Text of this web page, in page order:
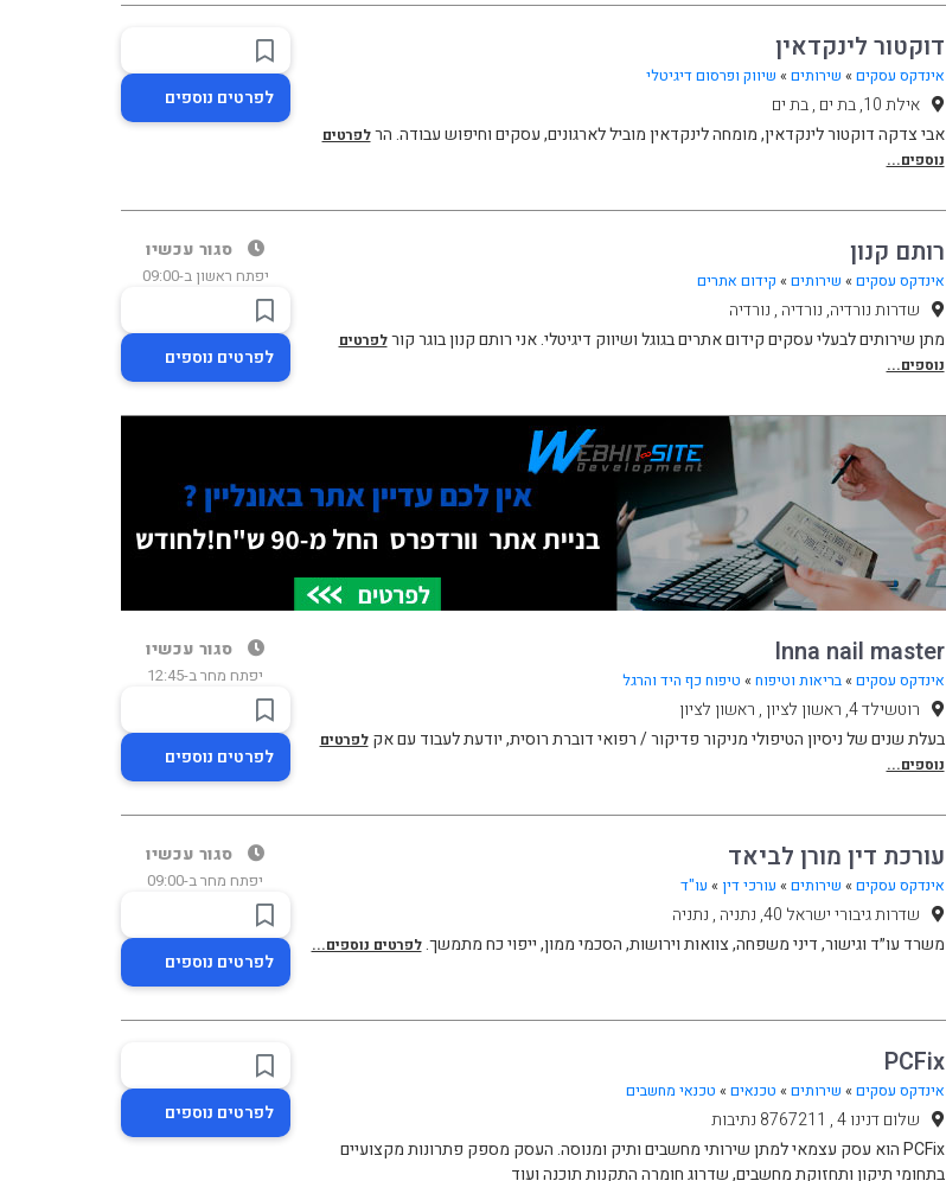
דוקטור לינקדאין
אינדקס עסקים » שירותים » שיווק ופרסום דיגיטלי
אילת 10, בת ים , בת ים
אבי צדקה דוקטור לינקדאין, מומחה לינקדאין מוביל לארגונים, עסקים וחיפוש עבודה. הרלפרטים
נוספים...
לפרטים נוספים
רותם קנון
אינדקס עסקים » שירותים » קידום אתרים
שדרות נורדיה, נורדיה , נורדיה
מתן שירותים לבעלי עסקים קידום אתרים בגוגל ושיווק דיגיטלי. אני רותם קנון בוגר קורלפרטים
נוספים...
סגור עכשיו
יפתח ראשון ב-09:00
לפרטים נוספים
Inna nail master
אינדקס עסקים »בריאות וטיפוח » טיפוח כף היד והרגל
רוטשילד 4, ראשון לציון , ראשון לציון
בעלת שנים של ניסיון הטיפולי מניקור פדיקור / רפואי דוברת רוסית, יודעת לעבוד עם אקלפרטים
נוספים...
סגור עכשיו
יפתח מחר ב-12:45
לפרטים נוספים
עורכת דין מורן לביאד
אינדקס עסקים » שירותים » עורכי דין » עו"ד
שדרות גיבורי ישראל 40, נתניה , נתניה
משרד עו״ד וגישור, דיני משפחה, צוואות וירושות, הסכמי ממון, ייפוי כח מתמשך.לפרטים נוספים...
סגור עכשיו
יפתח מחר ב-09:00
לפרטים נוספים
PCFix
אינדקס עסקים » שירותים » טכנאים » טכנאי מחשבים
שלום דנינו 4 , 8767211 נתיבות
PCFix הוא עסק עצמאי למתן שירותי מחשבים ותיק ומנוסה. העסק מספק פתרונות מקצועיים
בתחומי תיקון ותחזוקת מחשבים, שדרוג חומרה התקנות תוכנה ועוד
לפרטים נוספים